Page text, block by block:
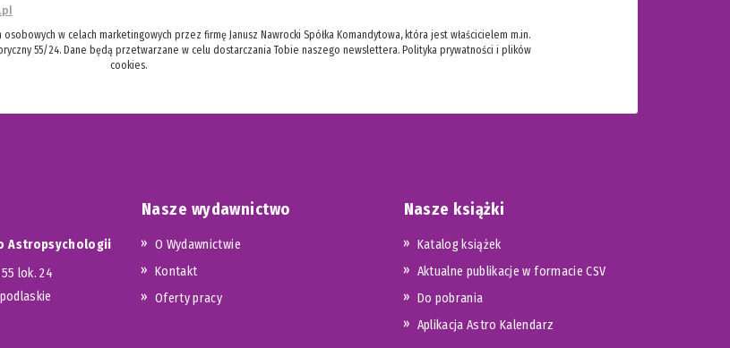
w celach marketingowych przez firmę Janusz Nawrocki Spółka Komandytowa, która jest właścicielem m.in.
55/24. Dane będą przetwarzane w celu dostarczania Tobie naszego newslettera. Polityka prywatności i plików
cookies.
Astropsychologii
lok. 24
Nasze wydawnictwo
O Wydawnictwie
Kontakt
Oferty pracy
Nasze książki
Katalog książek
Aktualne publikacje w formacie CSV
Do pobrania
Aplikacja Astro Kalendarz